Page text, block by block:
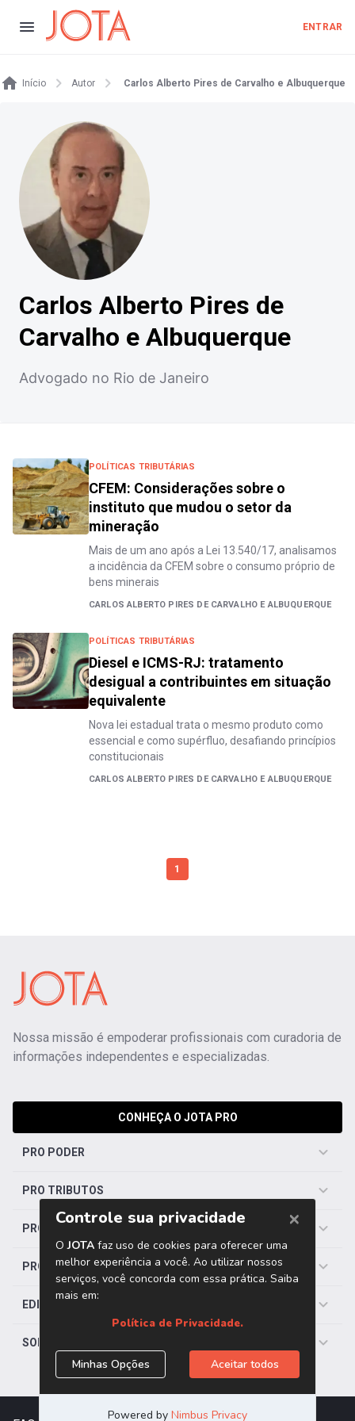
ENTRAR
Início Autor Carlos Alberto Pires de Carvalho e Albuquerque
Carlos Alberto Pires de
Carvalho e Albuquerque
Advogado no Rio de Janeiro
POLÍTICAS TRIBUTÁRIAS
CFEM: Considerações sobre o
instituto que mudou o setor da
mineração
Mais de um ano após a Lei 13.540/17, analisamos
a incidência da CFEM sobre o consumo próprio de
bens minerais
CARLOS ALBERTO PIRES DE CARVALHO E ALBUQUERQUE
POLÍTICAS TRIBUTÁRIAS
Diesel e ICMS-RJ: tratamento
desigual a contribuintes em situação
equivalente
Nova lei estadual trata o mesmo produto como
essencial e como supérfluo, desafiando princípios
constitucionais
CARLOS ALBERTO PIRES DE CARVALHO E ALBUQUERQUE
1
Nossa missão é empoderar profissionais com curadoria de
informações independentes e especializadas.
CONHEÇA O JOTA PRO
PRO PODER
PRO TRIBUTOS
PRO TRABALHISTA
PRO SAÚDE
EDITORIAS
SOBRE O JOTA